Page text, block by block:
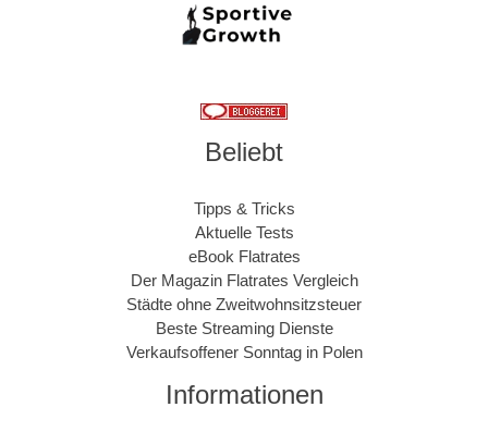
Beliebt
Tipps & Tricks
Aktuelle Tests
eBook Flatrates
Der Magazin Flatrates Vergleich
Städte ohne Zweitwohnsitzsteuer
Beste Streaming Dienste
Verkaufsoffener Sonntag in Polen
Informationen